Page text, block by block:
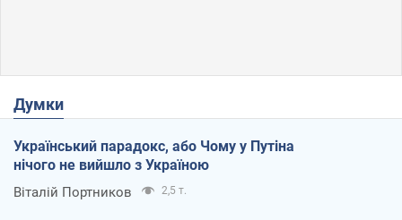
Думки
Український парадокс, або Чому у Путіна
нічого не вийшло з Україною
Віталій Портников 2,5 т.